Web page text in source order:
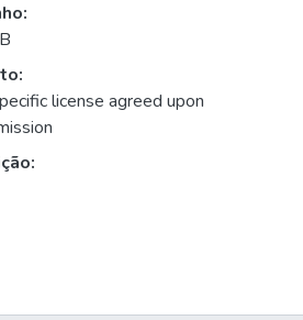
license agreed upon